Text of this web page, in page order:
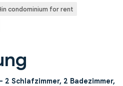
condominium for rent
2 Schlafzimmer, 2 Badezimmer,